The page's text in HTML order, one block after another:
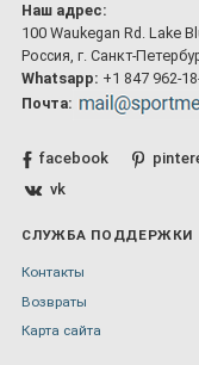
Наш адрес:
100 Waukegan Rd. Lake
Россия, г. Санкт-
Whatsapp: +1 847 962-
Почта:
facebook
vk
СЛУЖБА ПОДДЕРЖКИ
Контакты
Возвраты
Карта сайта